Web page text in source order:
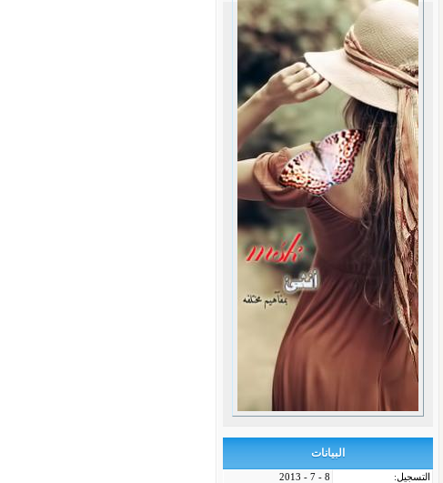
البيانات
التسجيل:
8 - 7 - 2013